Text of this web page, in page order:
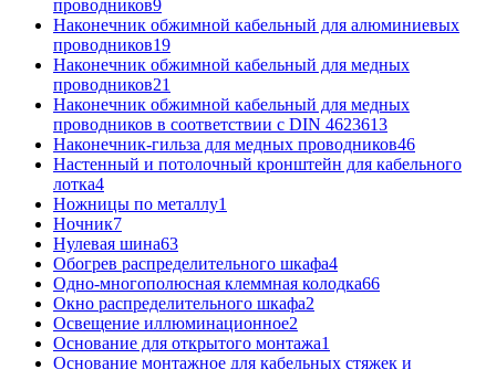
проводников9
Наконечник обжимной кабельный для алюминиевых
проводников19
Наконечник обжимной кабельный для медных
проводников21
Наконечник обжимной кабельный для медных
проводников в соответствии с DIN 4623613
Наконечник-гильза для медных проводников46
Настенный и потолочный кронштейн для кабельного
лотка4
Ножницы по металлу1
Ночник7
Нулевая шина63
Обогрев распределительного шкафа4
Одно-многополюсная клеммная колодка66
Окно распределительного шкафа2
Освещение иллюминационное2
Основание для открытого монтажа1
Основание монтажное для кабельных стяжек и